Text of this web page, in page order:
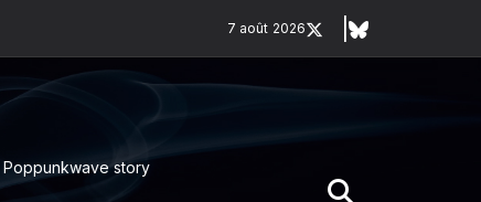
7 août 2026
Poppunkwave story